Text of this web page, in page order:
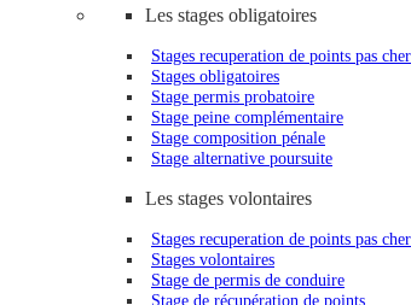
Les stages obligatoires
Stages recuperation de points pas cher
Stages obligatoires
Stage permis probatoire
Stage peine complémentaire
Stage composition pénale
Stage alternative poursuite
Les stages volontaires
Stages recuperation de points pas cher
Stages volontaires
Stage de permis de conduire
Stage de récupération de points